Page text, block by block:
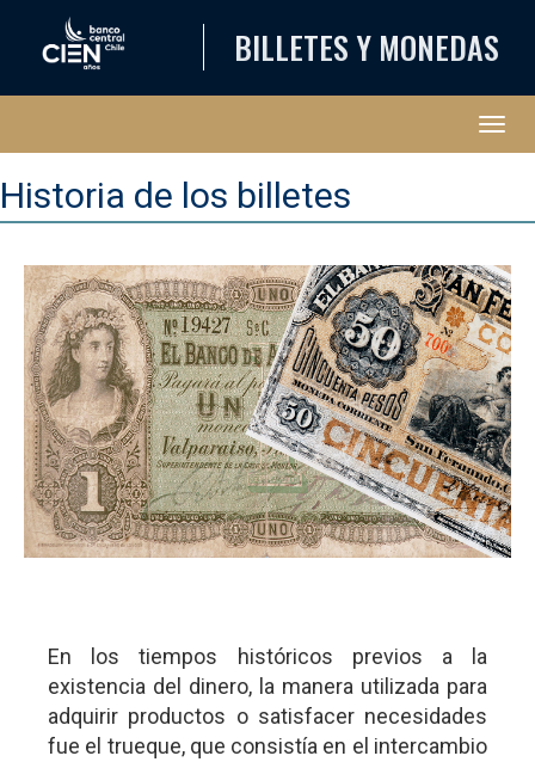
BILLETES Y MONEDAS
Historia de los billetes
En los tiempos históricos previos a la
existencia del dinero, la manera utilizada para
adquirir productos o satisfacer necesidades
fue el trueque, que consistía en el intercambio